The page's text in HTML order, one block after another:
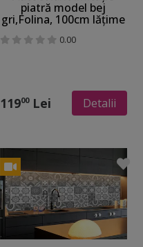
piatră model bej
gri,Folina, 100cm lățime
0.00
11900Lei Detalii